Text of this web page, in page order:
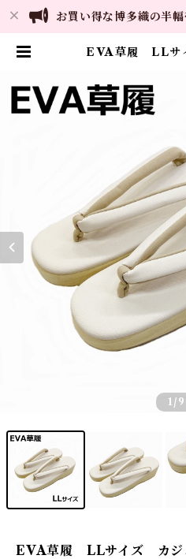
お買い得な博多織の半
EVA草履 LLサ
1 /9
EVA草履 LLサイズ カ